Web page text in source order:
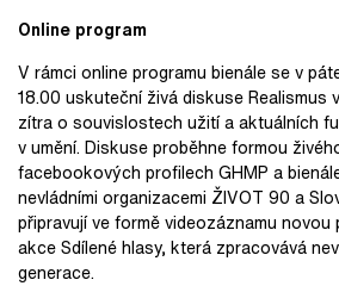
Online program
V rámci online programu bienále se v
18.00 uskuteční živá diskuse Realismus
zítra o souvislostech užití a aktuálních
v umění. Diskuse proběhne formou
facebookových profilech GHMP a
nevládními organizacemi ŽIVOT 90 a
připravují ve formě videozáznamu novou
akce Sdílené hlasy, která zpracovává
generace.